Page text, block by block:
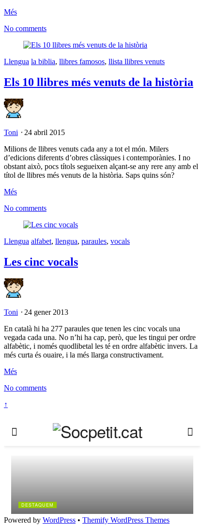
Més
No comments
Llengua la biblia, llibres famosos, llista llibres venuts
Els 10 llibres més venuts de la història
Toni ⋅ 24 abril 2015
Milions de llibres venuts cada any a tot el món. Milers
d’edicions diferents d’obres clàssiques i contemporànies. I no
obstant això, pocs títols segueixen alçant-se any rere any amb el
títol de llibres més venuts de la història. Saps quins són?
Més
No comments
Llengua alfabet, llengua, paraules, vocals
Les cinc vocals
Toni ⋅ 24 gener 2013
En català hi ha 277 paraules que tenen les cinc vocals una
vegada cada una. No n’hi ha cap, però, que les tingui per ordre
alfabètic, i només quodlibetal les té en ordre alfabètic invers. La
més curta és ouaire, i la més llarga constructivament.
Més
No comments
↑
Powered by WordPress • Themify WordPress Themes